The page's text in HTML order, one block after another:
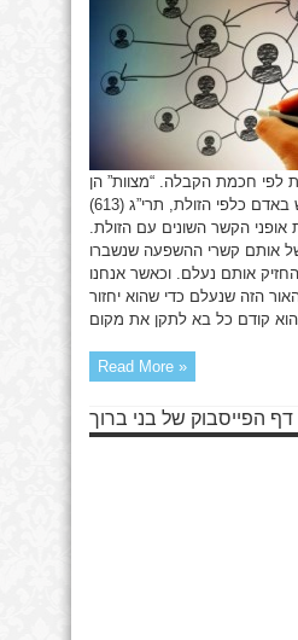
לפי חכמת הקבלה. “מצוות” הן
תיקוני הרצונות שיש באדם כלפי הזולת, תרי”ג (613)
אופני הקשר השונים עם הזולת.
אותם קשרי ההשפעה שנשברו
אותם נעלם. וכאשר אנחנו
הזה שנעלם כדי שהוא יחזור
Read More »
דף הפייסבוק של בני ברוך